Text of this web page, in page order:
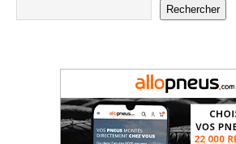
Rechercher